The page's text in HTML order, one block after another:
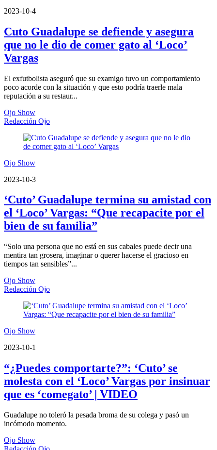
2023-10-4
Cuto Guadalupe se defiende y asegura
que no le dio de comer gato al ‘Loco’
Vargas
El exfutbolista aseguró que su examigo tuvo un comportamiento
poco acorde con la situación y que esto podría traerle mala
reputación a su restaur...
Ojo Show
Redacción Ojo
Ojo Show
2023-10-3
‘Cuto’ Guadalupe termina su amistad con
el ‘Loco’ Vargas: “Que recapacite por el
bien de su familia”
“Solo una persona que no está en sus cabales puede decir una
mentira tan grosera, imaginar o querer hacerse el gracioso en
tiempos tan sensibles”...
Ojo Show
Redacción Ojo
Ojo Show
2023-10-1
“¿Puedes comportarte?”: ‘Cuto’ se
molesta con el ‘Loco’ Vargas por insinuar
que es ‘comegato’ | VIDEO
Guadalupe no toleró la pesada broma de su colega y pasó un
incómodo momento.
Ojo Show